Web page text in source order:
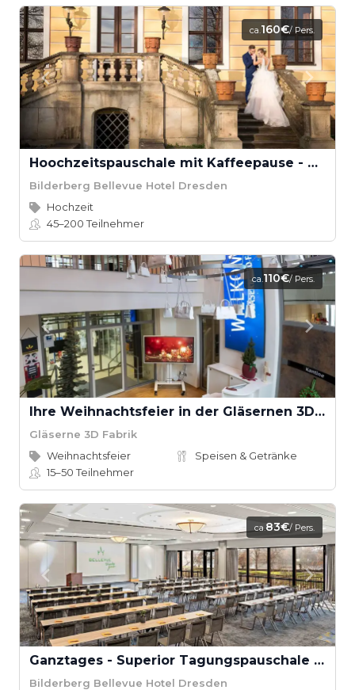
ca.160€/ Pers.
Hoochzeitspauschale mit Kaffeepause - Bilderberg Bellevue Hotel
Bilderberg Bellevue Hotel Dresden
Hochzeit
45–200Teilnehmer
ca.110€/ Pers.
Ihre Weihnachtsfeier in der Gläsernen 3D Fabrik
Gläserne 3D Fabrik
Weihnachtsfeier
Speisen & Getränke
15–50Teilnehmer
ca.83€/ Pers.
Ganztages - Superior Tagungspauschale Bilderberg Bellevue Hotel
Bilderberg Bellevue Hotel Dresden